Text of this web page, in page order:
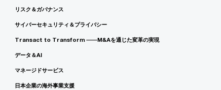
リスク＆ガバナンス
サイバーセキュリティ＆プライバシー
Transact to Transform ――M&Aを通じた変革の実現
データ＆AI
マネージドサービス
日本企業の海外事業支援